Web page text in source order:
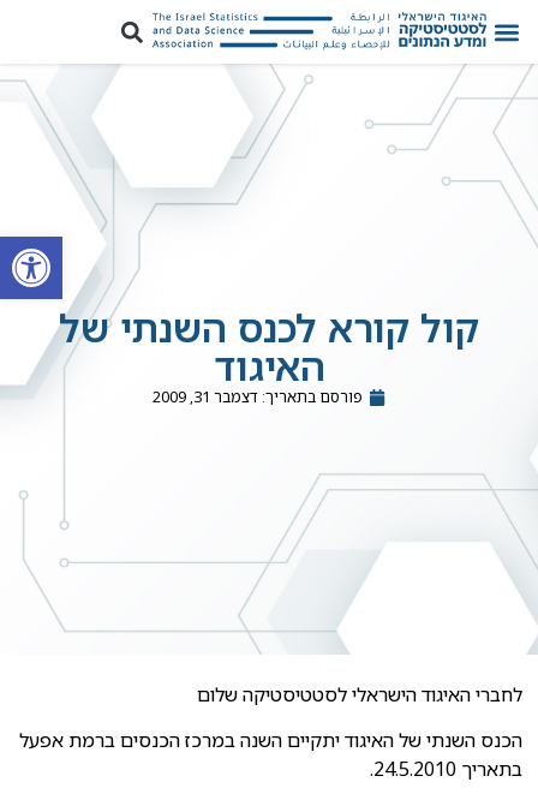
פתח
קול קורא לכנס השנתי של
האיגוד
פורסם בתאריך: דצמבר 31, 2009
לחברי האיגוד הישראלי לסטטיסטיקה שלום
הכנס השנתי של האיגוד יתקיים השנה במרכז הכנסים ברמת אפעל
בתאריך 24.5.2010.